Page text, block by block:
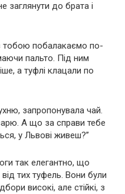
заглянути до брата і
тобою побалакаємо по-
пальто. Під ним
а туфлі клацали по
запропонувала чай.
А що за справи тебе
у Львові живеш?”
так елегантно, що
тих туфель. Вони були
високі, але стійкі, з